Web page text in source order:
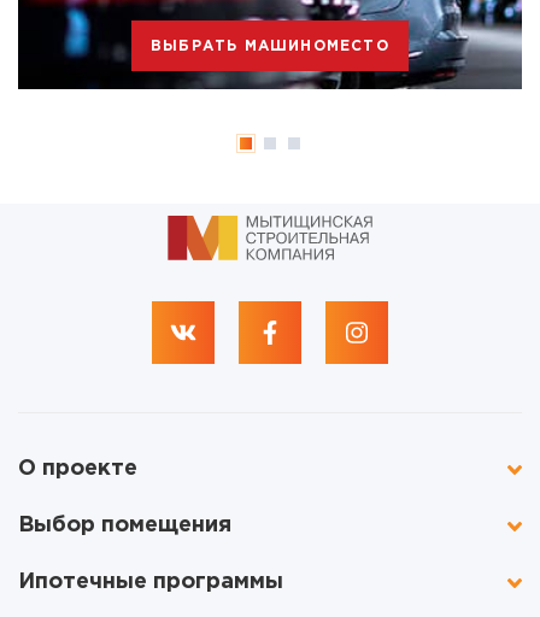
ВЫБРАТЬ МАШИНОМЕСТО
О проекте
Выбор помещения
Ипотечные программы